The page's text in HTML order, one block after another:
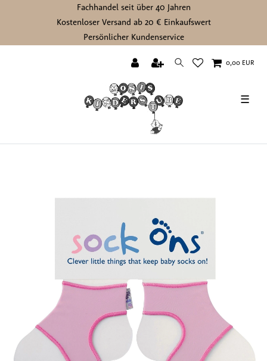
Fachhandel seit über 40 Jahren
Kostenloser Versand ab 20 € Einkaufswert
Persönlicher Kundenservice
0,00 EUR
☰